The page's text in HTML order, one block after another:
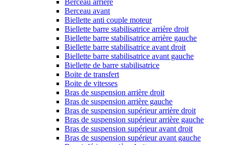
Berceau arrière
Berceau avant
Biellette anti couple moteur
Biellette barre stabilisatrice arrière droit
Biellette barre stabilisatrice arrière gauche
Biellette barre stabilisatrice avant droit
Biellette barre stabilisatrice avant gauche
Biellette de barre stabilisatrice
Boite de transfert
Boite de vitesses
Bras de suspension arrière droit
Bras de suspension arrière gauche
Bras de suspension supérieur arrière droit
Bras de suspension supérieur arrière gauche
Bras de suspension supérieur avant droit
Bras de suspension supérieur avant gauche